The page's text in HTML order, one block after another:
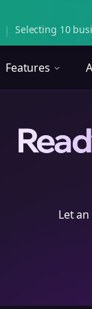
| Selecting 10
Features
Let